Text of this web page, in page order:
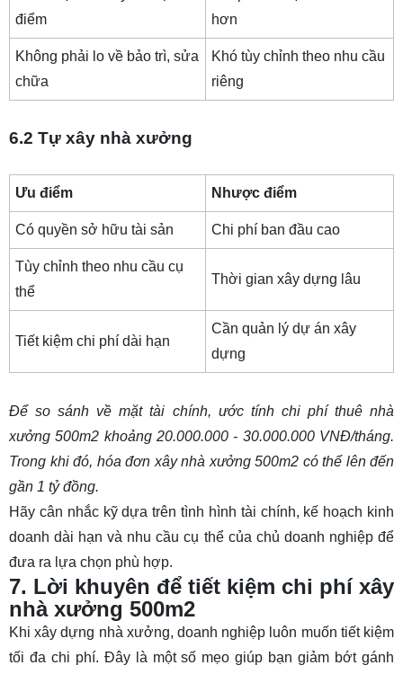
điểm
hơn
Không phải lo về bảo trì, sửa
chữa
Khó tùy chỉnh theo nhu cầu
riêng
6.2 Tự xây nhà xưởng
Ưu điểm Nhược điểm
Có quyền sở hữu tài sản Chi phí ban đầu cao
Tùy chỉnh theo nhu cầu cụ
thể
Thời gian xây dựng lâu
Tiết kiệm chi phí dài hạn
Cần quản lý dự án xây
dựng
Để so sánh về mặt tài chính, ước tính chi phí thuê nhà
xưởng 500m2 khoảng 20.000.000 - 30.000.000 VNĐ/tháng.
Trong khi đó, hóa đơn xây nhà xưởng 500m2 có thể lên đến
gần 1 tỷ đồng.
Hãy cân nhắc kỹ dựa trên tình hình tài chính, kế hoạch kinh
doanh dài hạn và nhu cầu cụ thể của chủ doanh nghiệp để
đưa ra lựa chọn phù hợp.
7. Lời khuyên để tiết kiệm chi phí xây
nhà xưởng 500m2
Khi xây dựng nhà xưởng, doanh nghiệp luôn muốn tiết kiệm
tối đa chi phí. Đây là một số mẹo giúp bạn giảm bớt gánh